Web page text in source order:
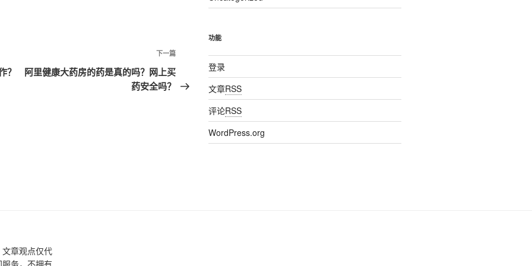
？
篇
下一篇
阿里健康大药房的药是真的吗？网上买
药安全吗？
功能
登录
文章RSS
评论RSS
WordPress.org
章观点仅代